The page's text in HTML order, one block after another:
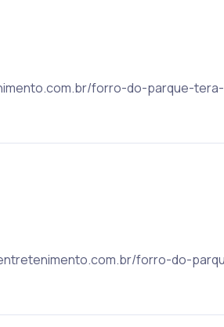
forro-do-parque-
forro-do-